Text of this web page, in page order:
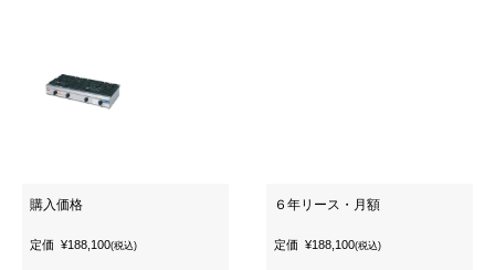
購入価格
定価 ¥188,100(税込)
６年リース・月額
定価 ¥188,100(税込)